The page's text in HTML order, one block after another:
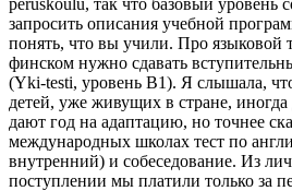
запросить описания учебной
понять, что вы учили. Про языковой
финском нужно сдавать
(Yki-testi, уровень B1). Я слышала,
детей, уже живущих в стране,
дают год на адаптацию, но точнее
международных школах тест по
внутренний) и собеседование. Из
поступлении мы платили только за